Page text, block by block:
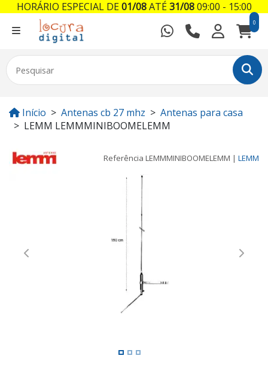
0
Início Antenas cb 27 mhz
Antenas para casa
LEMM LEMMMINIBOOMELEMM
Referência LEMMMINIBOOMELEMM | LEMM
Previous Next
HORÁRIO ESPECIAL DE01/08ATÉ31/0809:00 - 15:00